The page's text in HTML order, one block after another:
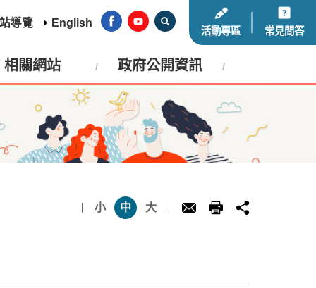
導覽 English
活動專區 常見問答
相關網站 政府公開資訊
小 中 大